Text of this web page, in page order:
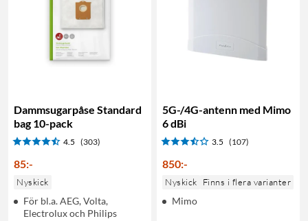
Dammsugarpåse Standard
bag 10-pack
4.5 (303)
85:-
Nyskick
För bl.a. AEG, Volta,
Electrolux och Philips
5G-/4G-antenn med Mimo
6 dBi
3.5 (107)
850:-
Nyskick Finns i flera varianter
Mimo